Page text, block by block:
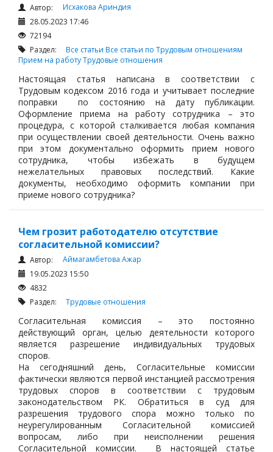
Автор:
Исхакова Ариндия
28.05.2023 17:46
72194
Раздел: Все статьи Все статьи по Трудовым отношениям
Прием на работуТрудовые отношения
Настоящая статья написана в соответствии с
Трудовым кодексом 2016 года и учитывает последние
поправки по состоянию на дату публикации.
Оформление приема на работу сотрудника – это
процедура, с которой сталкивается любая компания
при осуществлении своей деятельности. Очень важно
при этом документально оформить прием нового
сотрудника, чтобы избежать в будущем
нежелательных правовых последствий. Какие
документы, необходимо оформить компании при
приеме нового сотрудника?
Чем грозит работодателю отсутствие
согласительной комиссии?
Автор:
Аймагамбетова Ажар
19.05.2023 15:50
4832
Раздел: Трудовые отношения
Согласительная комиссия – это постоянно
действующий орган, целью деятельности которого
является разрешение индивидуальных трудовых
споров.
На сегодняшний день, Согласительные комиссии
фактически являются первой инстанцией рассмотрения
трудовых споров в соответствии с трудовым
законодательством РК. Обратиться в суд для
разрешения трудового спора можно только по
неурегулированным Согласительной комиссией
вопросам, либо при неисполнении решения
Согласительной комиссии. В настоящей статье